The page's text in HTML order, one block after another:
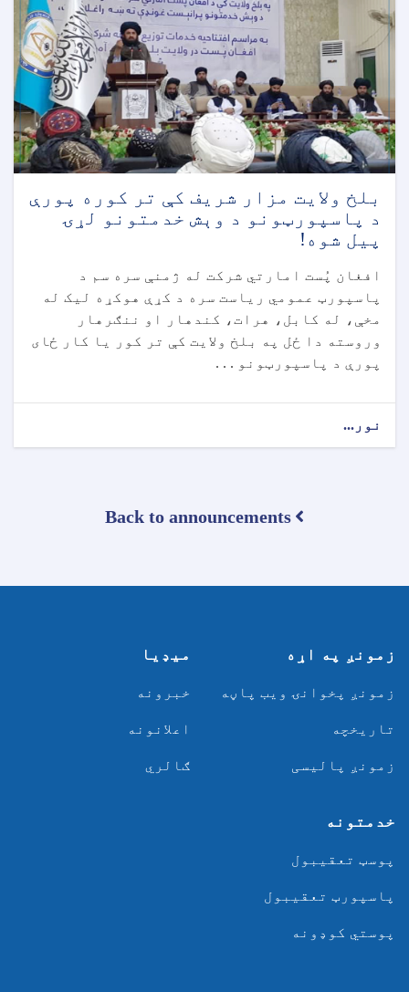
بلخ ولایت مزار شریف کې تر کوره پورې
د پاسپورټونو د وېش خدمتونو لړۍ
پیل شوه!
افغان پُست امارتي شرکت له ژمنې سره سم د
پاسپورټ عمومي ریاست سره د کړې هوکړه لیک له
مخې، له کابل، هرات، کندهار او ننګرهار
وروسته دا ځل په بلخ ولایت کې تر کور یا کار ځای
پورې د پاسپورټونو . . .
نور...
Back to announcements
زمونږ په اړه
زمونږ پخوانۍ ویب پاڼه
تاریخچه
زمونږ پالیسی
میډیا
خبرونه
اعلانونه
ګالري
خدمتونه
پوسټ تعقیبول
پاسپورټ تعقیبول
پوستي کوډونه